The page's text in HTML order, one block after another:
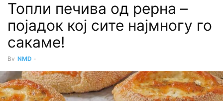
Топли печива од рерна –
појадок кој сите најмногу го
сакаме!
By NMD -